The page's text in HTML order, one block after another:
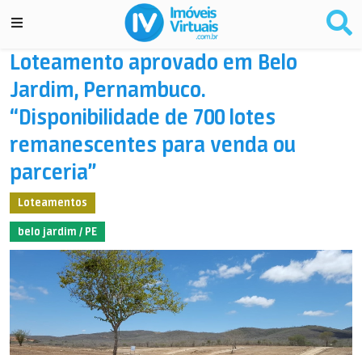
Loteamento aprovado em Belo
Jardim, Pernambuco.
“Disponibilidade de 700 lotes
remanescentes para venda ou
parceria”
Loteamentos
belo jardim / PE